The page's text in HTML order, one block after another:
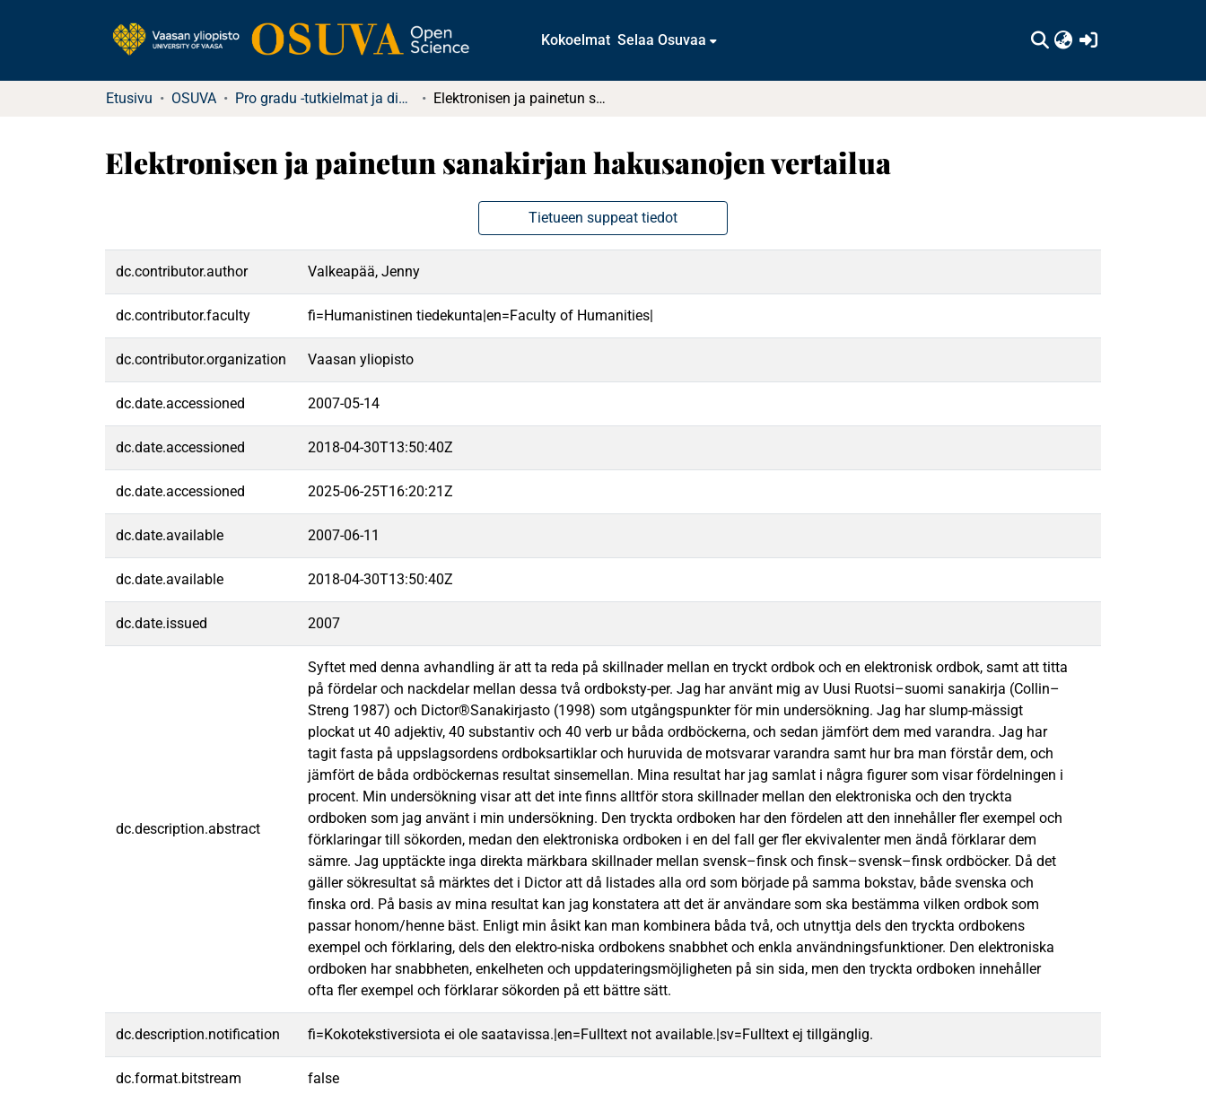
Kokoelmat Selaa Osuvaa
Etusivu OSUVA Pro gradu -tutkielmat ja diplomityöt Elektronisen ja painetun sanakirjan hakusanojen vertailua
Elektronisen ja painetun sanakirjan hakusanojen vertailua
Tietueen suppeat tiedot
dc.contributor.author Valkeapää, Jenny
dc.contributor.faculty fi=Humanistinen tiedekunta|en=Faculty of Humanities|
dc.contributor.organization Vaasan yliopisto
dc.date.accessioned 2007-05-14
dc.date.accessioned 2018-04-30T13:50:40Z
dc.date.accessioned 2025-06-25T16:20:21Z
dc.date.available 2007-06-11
dc.date.available 2018-04-30T13:50:40Z
dc.date.issued 2007
dc.description.abstract
Syftet med denna avhandling är att ta reda på skillnader mellan en tryckt ordbok och en elektronisk ordbok, samt att titta
på fördelar och nackdelar mellan dessa två ordboksty-per. Jag har använt mig av Uusi Ruotsi–suomi sanakirja (Collin–
Streng 1987) och Dictor®Sanakirjasto (1998) som utgångspunkter för min undersökning. Jag har slump-mässigt
plockat ut 40 adjektiv, 40 substantiv och 40 verb ur båda ordböckerna, och sedan jämfört dem med varandra. Jag har
tagit fasta på uppslagsordens ordboksartiklar och huruvida de motsvarar varandra samt hur bra man förstår dem, och
jämfört de båda ordböckernas resultat sinsemellan. Mina resultat har jag samlat i några figurer som visar fördelningen i
procent. Min undersökning visar att det inte finns alltför stora skillnader mellan den elektroniska och den tryckta
ordboken som jag använt i min undersökning. Den tryckta ordboken har den fördelen att den innehåller fler exempel och
förklaringar till sökorden, medan den elektroniska ordboken i en del fall ger fler ekvivalenter men ändå förklarar dem
sämre. Jag upptäckte inga direkta märkbara skillnader mellan svensk–finsk och finsk–svensk–finsk ordböcker. Då det
gäller sökresultat så märktes det i Dictor att då listades alla ord som började på samma bokstav, både svenska och
finska ord. På basis av mina resultat kan jag konstatera att det är användare som ska bestämma vilken ordbok som
passar honom/henne bäst. Enligt min åsikt kan man kombinera båda två, och utnyttja dels den tryckta ordbokens
exempel och förklaring, dels den elektro-niska ordbokens snabbhet och enkla användningsfunktioner. Den elektroniska
ordboken har snabbheten, enkelheten och uppdateringsmöjligheten på sin sida, men den tryckta ordboken innehåller
ofta fler exempel och förklarar sökorden på ett bättre sätt.
dc.description.notification fi=Kokotekstiversiota ei ole saatavissa.|en=Fulltext not available.|sv=Fulltext ej tillgänglig.
dc.format.bitstream false